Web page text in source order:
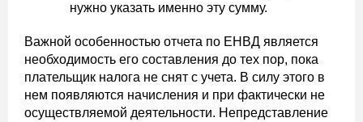
нужно указать именно эту сумму.
Важной особенностью отчета по ЕНВД является
необходимость его составления до тех пор, пока
плательщик налога не снят с учета. В силу этого в
нем появляются начисления и при фактически не
осуществляемой деятельности. Непредставление